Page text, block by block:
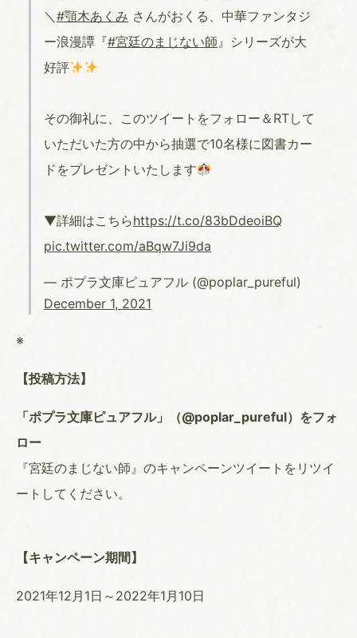
＼ #顎木あくみ さんがおくる、中華ファンタジ
ー浪漫譚『#宮廷のまじない師』シリーズが大
好評
その御礼に、このツイートをフォロー＆RTして
いただいた方の中から抽選で10名様に図書カー
ドをプレゼントいたします
▼詳細はこちらhttps://t.co/83bDdeoiBQ
pic.twitter.com/aBqw7Ji9da
— ポプラ文庫ピュアフル (@poplar_pureful)
December 1, 2021
※
【投稿方法】
「ポプラ文庫ピュアフル」（@poplar_pureful）をフォ
ロー
『宮廷のまじない師』のキャンペーンツイートをリツイ
ートしてください。
【キャンペーン期間】
2021年12月1日～2022年1月10日